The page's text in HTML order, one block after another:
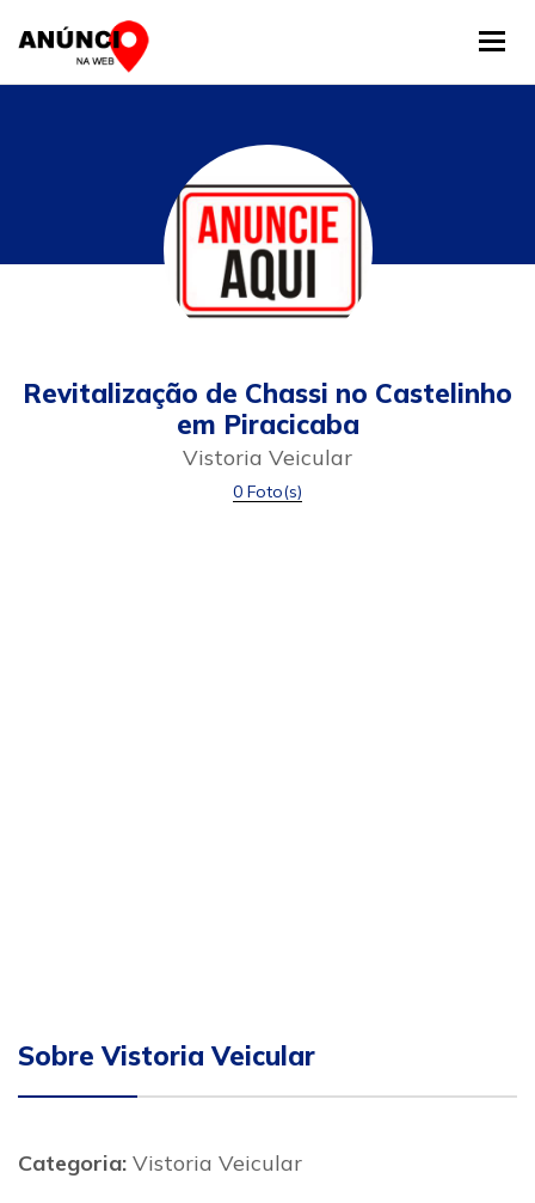
Revitalização de Chassi no Castelinho
em Piracicaba
Vistoria Veicular
0 Foto(s)
Sobre Vistoria Veicular
Categoria: Vistoria Veicular